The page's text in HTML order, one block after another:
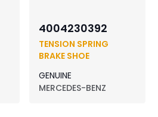
4004230392
TENSION SPRING
BRAKE SHOE
GENUINE
MERCEDES-BENZ